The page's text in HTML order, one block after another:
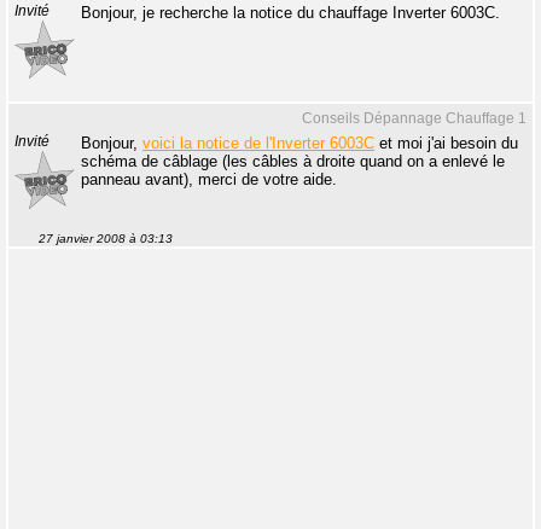
Invité Bonjour, je recherche la notice du chauffage Inverter 6003C.
Conseils Dépannage Chauffage 1
Invité Bonjour, voici la notice de l'Inverter 6003C et moi j'ai besoin du
schéma de câblage (les câbles à droite quand on a enlevé le
panneau avant), merci de votre aide.
27 janvier 2008 à 03:13